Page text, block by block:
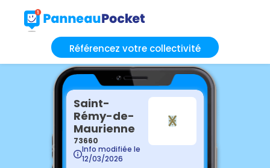
Référencez votre collectivité
Saint-
Rémy-de-
Maurienne
73660
Info modifiée le
12/03/2026